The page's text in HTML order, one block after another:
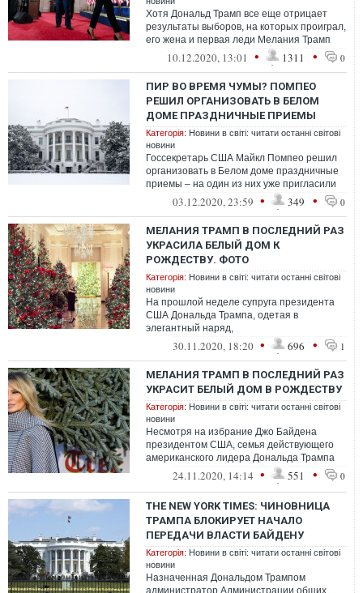
Хотя Дональд Трамп все еще отрицает
результаты выборов, на которых проиграл,
его жена и первая леди Мелания Трамп
уже заботится о том, как будет покид...
10.12.2020, 13:01 • 1311 • 0
ПИР ВО ВРЕМЯ ЧУМЫ? ПОМПЕО
РЕШИЛ ОРГАНИЗОВАТЬ В БЕЛОМ
ДОМЕ ПРАЗДНИЧНЫЕ ПРИЕМЫ
Категорія: Новини в світі: читати останні світові
новини
Госсекретарь США Майкл Помпео решил
организовать в Белом доме праздничные
приемы – на один из них уже пригласили
900 гостей, еще 180 иностранных посло...
03.12.2020, 23:59 • 349 • 0
МЕЛАНИЯ ТРАМП В ПОСЛЕДНИЙ РАЗ
УКРАСИЛА БЕЛЫЙ ДОМ К
РОЖДЕСТВУ. ФОТО
Категорія: Новини в світі: читати останні світові
новини
На прошлой неделе супруга президента
США Дональда Трампа, одетая в
элегантный наряд,
встретила традиционную елку, которая
была установлена в центральн...
30.11.2020, 18:20 • 696 • 1
МЕЛАНИЯ ТРАМП В ПОСЛЕДНИЙ РАЗ
УКРАСИТ БЕЛЫЙ ДОМ В РОЖДЕСТВУ
Категорія: Новини в світі: читати останні світові
новини
Несмотря на избрание Джо Байдена
президентом США, семья действующего
американского лидера Дональда Трампа
пока остается в президентской
24.11.2020, 14:14 • 551 • 0
THE NEW YORK TIMES: ЧИНОВНИЦА
ТРАМПА БЛОКИРУЕТ НАЧАЛО
ПЕРЕДАЧИ ВЛАСТИ БАЙДЕНУ
Категорія: Новини в світі: читати останні світові
новини
Назначенная Дональдом Трампом
администратор Администрации общих